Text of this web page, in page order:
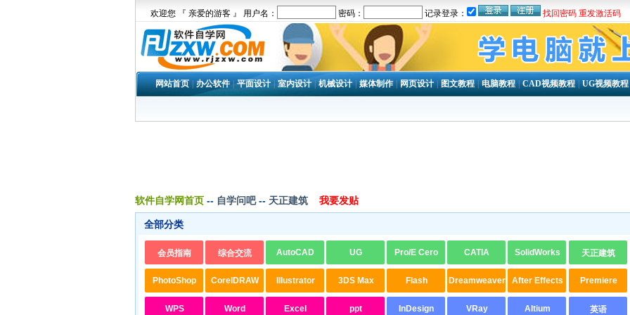
欢迎您 『 亲爱的游客 』 用户名： 密码： 记录登录： 找回密码 重发激活码
网站首页 |办公软件 平面设计 |室内设计 |机械设计 |媒体制作 |网页设计 |图文教程 |电脑教程 |CAD视频教程 |UG视频教程
软件自学网首页 -- 自学问吧-- 天正建筑 我要发贴
全部分类
会员指南 综合交流 AutoCAD UG Pro/E Cero CATIA SolidWorks 天正建筑
PhotoShop CorelDRAW Illustrator 3DS Max Flash Dreamweaver After Effects Premiere
WPS Word Excel ppt InDesign VRay Altium 英语